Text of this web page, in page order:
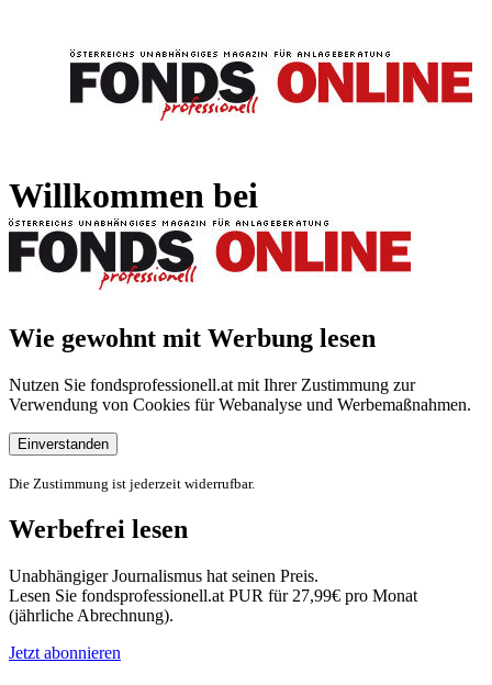
Willkommen bei
Wie gewohnt mit Werbung lesen
Nutzen Sie fondsprofessionell.at mit Ihrer Zustimmung zur
Verwendung von Cookies für Webanalyse und Werbemaßnahmen.
Einverstanden
Die Zustimmung ist jederzeit widerrufbar.
Werbefrei lesen
Unabhängiger Journalismus hat seinen Preis.
Lesen Sie fondsprofessionell.at PUR für 27,99€ pro Monat
(jährliche Abrechnung).
Jetzt abonnieren